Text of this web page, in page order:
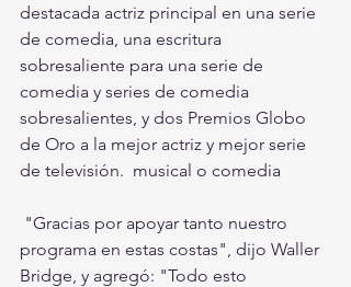
destacada actriz principal en una serie
de comedia, una escritura
sobresaliente para una serie de
comedia y series de comedia
sobresalientes, y dos Premios Globo
de Oro a la mejor actriz y mejor serie
de televisión.  musical o comedia
programa en estas costas", dijo Waller
Bridge, y agregó: "Todo esto